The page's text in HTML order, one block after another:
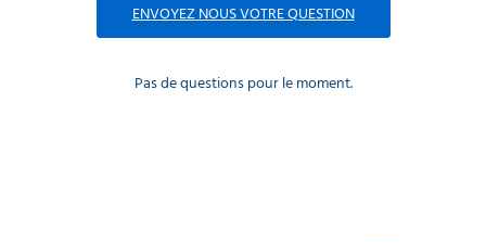
ENVOYEZ NOUS VOTRE QUESTION
Pas de questions pour le moment.